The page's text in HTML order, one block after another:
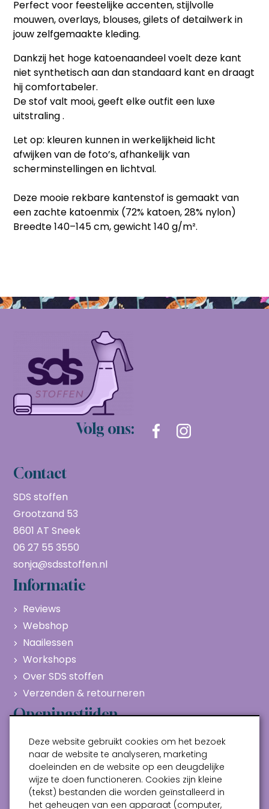
Perfect voor feestelijke accenten, stijlvolle
mouwen, overlays, blouses, gilets of detailwerk in
jouw zelfgemaakte kleding.
Dankzij het hoge katoenaandeel voelt deze kant
niet synthetisch aan dan standaard kant en draagt
hij comfortabeler.
De stof valt mooi, geeft elke outfit een luxe
uitstraling .
Let op: kleuren kunnen in werkelijkheid licht
afwijken van de foto’s, afhankelijk van
scherminstellingen en lichtval.
Deze mooie rekbare kantenstof is gemaakt van
een zachte katoenmix (72% katoen, 28% nylon)
Breedte 140–145 cm, gewicht 140 g/m².
Volg ons:
Contact
SDS stoffen
Grootzand 53
8601 AT Sneek
06 27 55 3550
sonja@sdsstoffen.nl
Informatie
Reviews
Webshop
Naailessen
Workshops
Over SDS stoffen
Verzenden & retourneren
Openingstijden
Maandag
Gesloten
Dinsdag
10:00 - 17:00
Woensdag
10:00 - 17:00
Donderdag
10:00 - 17:00
Vrijdag
10:00 - 17:00
Deze website gebruikt cookies om het bezoek
naar de website te analyseren, marketing
doeleinden en de website op een deugdelijke
wijze te doen functioneren. Cookies zijn kleine
(tekst) bestanden die worden geïnstalleerd in
het geheugen van een apparaat (computer,